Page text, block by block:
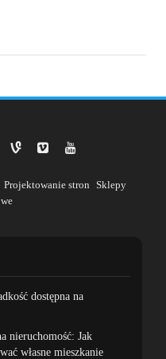
Projektowanie stron Sklepy
dostępna na
nieruchomość: Jak
własne mieszkanie